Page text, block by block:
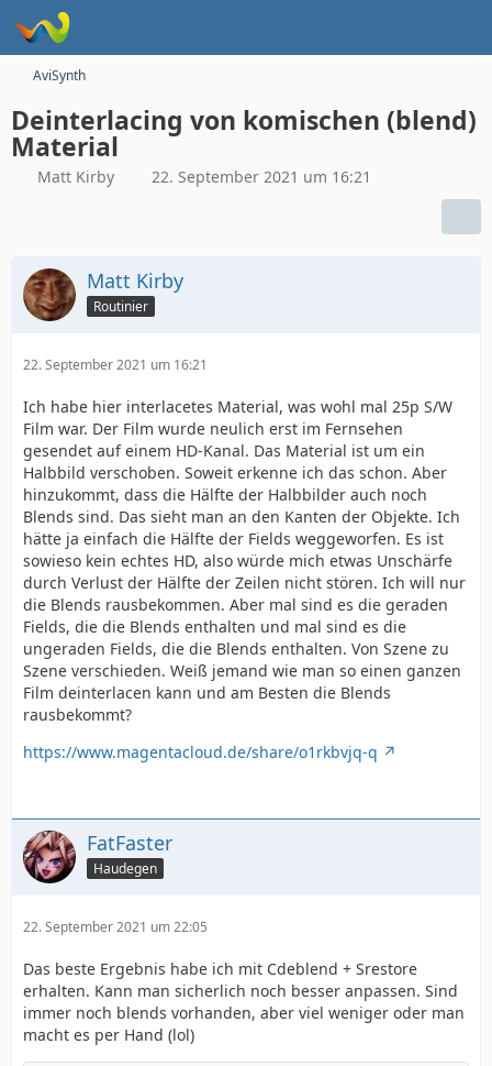
AviSynth
Deinterlacing von komischen (blend)
Material
Matt Kirby 22. September 2021 um 16:21
Matt Kirby
Routinier
22. September 2021 um 16:21
Ich habe hier interlacetes Material, was wohl mal 25p S/W
Film war. Der Film wurde neulich erst im Fernsehen
gesendet auf einem HD-Kanal. Das Material ist um ein
Halbbild verschoben. Soweit erkenne ich das schon. Aber
hinzukommt, dass die Hälfte der Halbbilder auch noch
Blends sind. Das sieht man an den Kanten der Objekte. Ich
hätte ja einfach die Hälfte der Fields weggeworfen. Es ist
sowieso kein echtes HD, also würde mich etwas Unschärfe
durch Verlust der Hälfte der Zeilen nicht stören. Ich will nur
die Blends rausbekommen. Aber mal sind es die geraden
Fields, die die Blends enthalten und mal sind es die
ungeraden Fields, die die Blends enthalten. Von Szene zu
Szene verschieden. Weiß jemand wie man so einen ganzen
Film deinterlacen kann und am Besten die Blends
rausbekommt?
https://www.magentacloud.de/share/o1rkbvjq-q
FatFaster
Haudegen
22. September 2021 um 22:05
Das beste Ergebnis habe ich mit Cdeblend + Srestore
erhalten. Kann man sicherlich noch besser anpassen. Sind
immer noch blends vorhanden, aber viel weniger oder man
macht es per Hand (lol)